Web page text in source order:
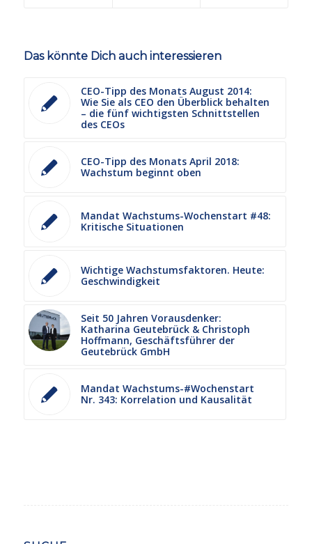
Das könnte Dich auch interessieren
CEO-Tipp des Monats August 2014:
Wie Sie als CEO den Überblick behalten
– die fünf wichtigsten Schnittstellen
des CEOs
CEO-Tipp des Monats April 2018:
Wachstum beginnt oben
Mandat Wachstums-Wochenstart #48:
Kritische Situationen
Wichtige Wachstumsfaktoren. Heute:
Geschwindigkeit
Seit 50 Jahren Vorausdenker:
Katharina Geutebrück & Christoph
Hoffmann, Geschäftsführer der
Geutebrück GmbH
Mandat Wachstums-#Wochenstart
Nr. 343: Korrelation und Kausalität